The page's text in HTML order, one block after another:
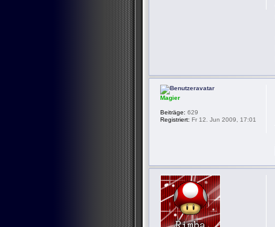
Magier
Beiträge: 629
Registriert: Fr 12. Jun 2009, 17:01